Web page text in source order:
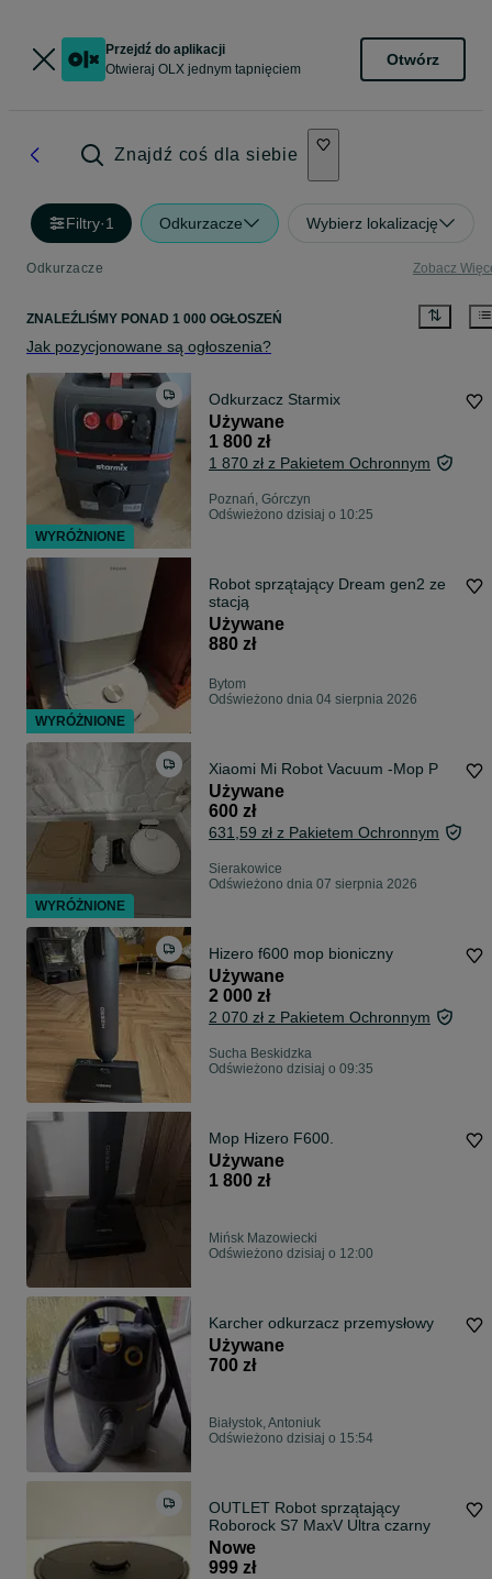
Przejdź do aplikacji
Otwieraj OLX jednym tapnięciem
Otwórz
Znajdź coś dla siebie
Filtry·1 Odkurzacze Wybierz lokalizację
Odkurzacze Zobacz
ZNALEŹLIŚMY PONAD 1 000 OGŁOSZEŃ
Jak pozycjonowane są ogłoszenia?
Odkurzacz Starmix
Używane
1 800 zł
1 870 zł z Pakietem Ochronnym
Poznań, Górczyn
Odświeżono dzisiaj o 10:25
Robot sprzątający Dream gen2 ze
stacją
Używane
880 zł
Bytom
Odświeżono dnia 04 sierpnia 2026
Xiaomi Mi Robot Vacuum -Mop P
Używane
600 zł
631,59 zł z Pakietem Ochronnym
Sierakowice
Odświeżono dnia 07 sierpnia 2026
Hizero f600 mop bioniczny
Używane
2 000 zł
2 070 zł z Pakietem Ochronnym
Sucha Beskidzka
Odświeżono dzisiaj o 09:35
Mop Hizero F600.
Używane
1 800 zł
Mińsk Mazowiecki
Odświeżono dzisiaj o 12:00
Karcher odkurzacz przemysłowy
Używane
700 zł
Białystok, Antoniuk
Odświeżono dzisiaj o 15:54
OUTLET Robot sprzątający
Roborock S7 MaxV Ultra czarny
Nowe
999 zł
WYRÓŻNIONE
WYRÓŻNIONE
WYRÓŻNIONE